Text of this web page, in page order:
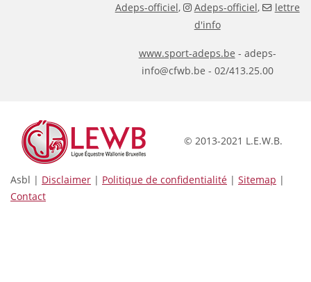
Adeps-officiel, Adeps-officiel,
lettre
d'info
www.sport-adeps.be - adeps-
info@cfwb.be - 02/413.25.00
© 2013-2021 L.E.W.B.
Asbl | Disclaimer | Politique de confidentialité | Sitemap |
Contact